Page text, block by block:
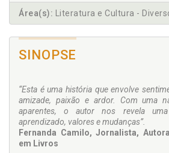
Área(s): Literatura e Cultura -
SINOPSE
“Esta é uma história que envolve
amizade, paixão e ardor. Com uma
aparentes, o autor nos revela
aprendizado, valores e mudanças”.
Fernanda Camilo, Jornalista,
em Livros